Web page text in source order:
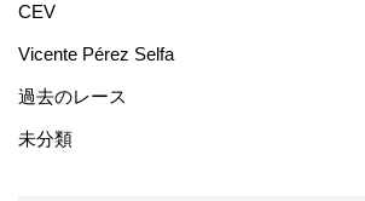
CEV
Vicente Pérez Selfa
過去のレース
未分類